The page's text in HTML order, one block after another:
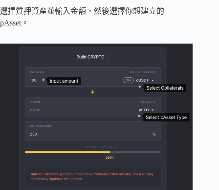
選擇質押資產並輸入金額，然後選擇你想建立的
pAsset。